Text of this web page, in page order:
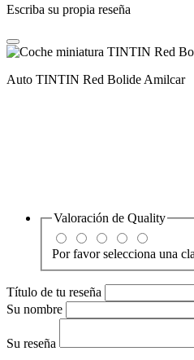
Escriba su propia reseña
Auto TINTIN Red Bolide Amilcar
Valoración de Quality
Por favor selecciona una
Título de tu reseña
Su nombre
Su reseña